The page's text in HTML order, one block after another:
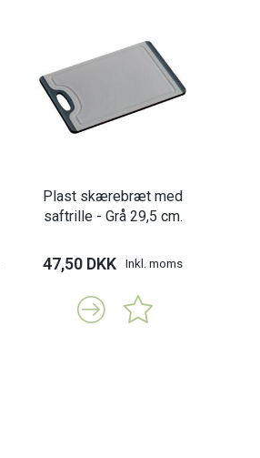
Plast skærebræt med
saftrille - Grå 29,5 cm.
47,50 DKK Inkl. moms